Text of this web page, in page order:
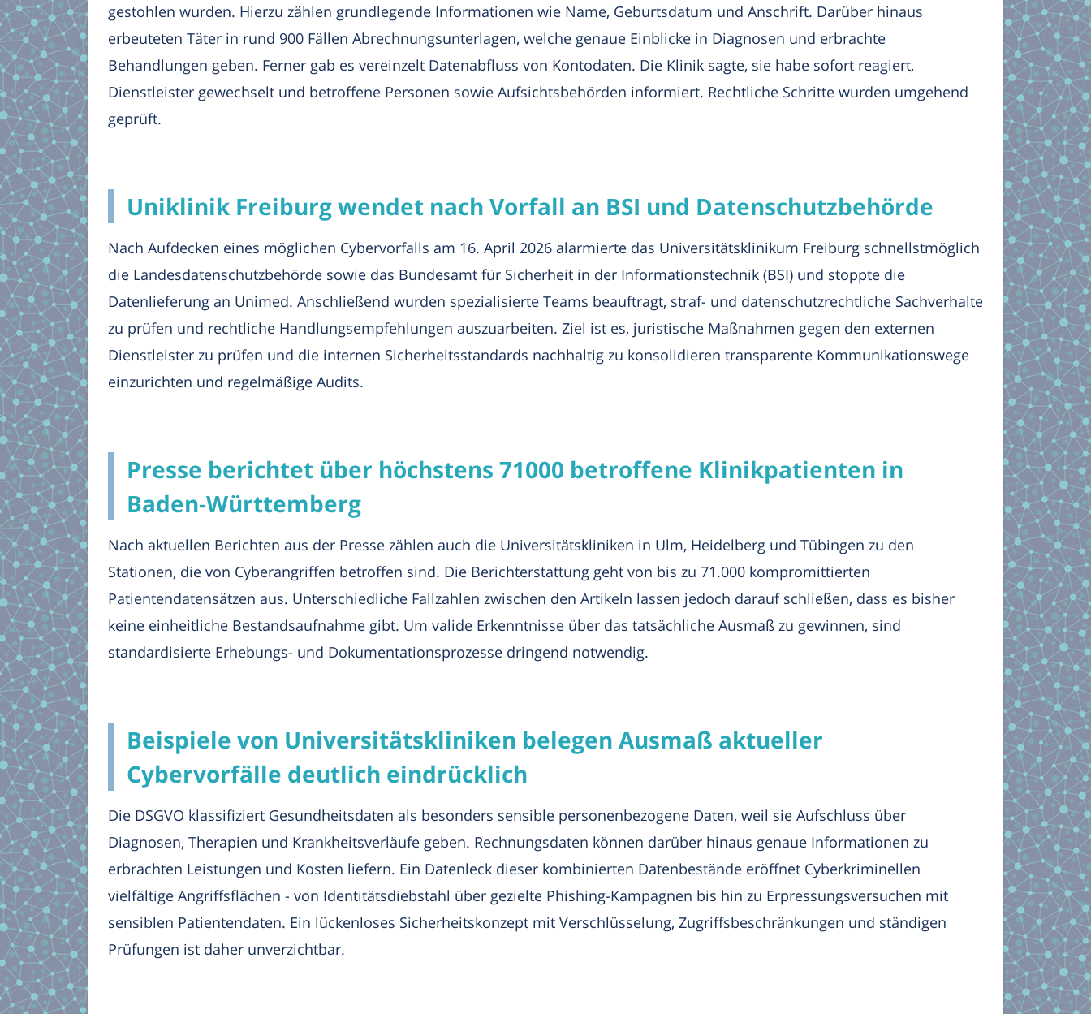
gestohlen wurden. Hierzu zählen grundlegende Informationen wie Name, Geburtsdatum und Anschrift. Darüber hinaus
erbeuteten Täter in rund 900 Fällen Abrechnungsunterlagen, welche genaue Einblicke in Diagnosen und erbrachte
Behandlungen geben. Ferner gab es vereinzelt Datenabfluss von Kontodaten. Die Klinik sagte, sie habe sofort reagiert,
Dienstleister gewechselt und betroffene Personen sowie Aufsichtsbehörden informiert. Rechtliche Schritte wurden umgehend
geprüft.
Uniklinik Freiburg wendet nach Vorfall an BSI und Datenschutzbehörde
Nach Aufdecken eines möglichen Cybervorfalls am 16. April 2026 alarmierte das Universitätsklinikum Freiburg schnellstmöglich
die Landesdatenschutzbehörde sowie das Bundesamt für Sicherheit in der Informationstechnik (BSI) und stoppte die
Datenlieferung an Unimed. Anschließend wurden spezialisierte Teams beauftragt, straf- und datenschutzrechtliche Sachverhalte
zu prüfen und rechtliche Handlungsempfehlungen auszuarbeiten. Ziel ist es, juristische Maßnahmen gegen den externen
Dienstleister zu prüfen und die internen Sicherheitsstandards nachhaltig zu konsolidieren transparente Kommunikationswege
einzurichten und regelmäßige Audits.
Presse berichtet über höchstens 71000 betroffene Klinikpatienten in
Baden-Württemberg
Nach aktuellen Berichten aus der Presse zählen auch die Universitätskliniken in Ulm, Heidelberg und Tübingen zu den
Stationen, die von Cyberangriffen betroffen sind. Die Berichterstattung geht von bis zu 71.000 kompromittierten
Patientendatensätzen aus. Unterschiedliche Fallzahlen zwischen den Artikeln lassen jedoch darauf schließen, dass es bisher
keine einheitliche Bestandsaufnahme gibt. Um valide Erkenntnisse über das tatsächliche Ausmaß zu gewinnen, sind
standardisierte Erhebungs- und Dokumentationsprozesse dringend notwendig.
Beispiele von Universitätskliniken belegen Ausmaß aktueller
Cybervorfälle deutlich eindrücklich
Die DSGVO klassifiziert Gesundheitsdaten als besonders sensible personenbezogene Daten, weil sie Aufschluss über
Diagnosen, Therapien und Krankheitsverläufe geben. Rechnungsdaten können darüber hinaus genaue Informationen zu
erbrachten Leistungen und Kosten liefern. Ein Datenleck dieser kombinierten Datenbestände eröffnet Cyberkriminellen
vielfältige Angriffsflächen - von Identitätsdiebstahl über gezielte Phishing-Kampagnen bis hin zu Erpressungsversuchen mit
sensiblen Patientendaten. Ein lückenloses Sicherheitskonzept mit Verschlüsselung, Zugriffsbeschränkungen und ständigen
Prüfungen ist daher unverzichtbar.